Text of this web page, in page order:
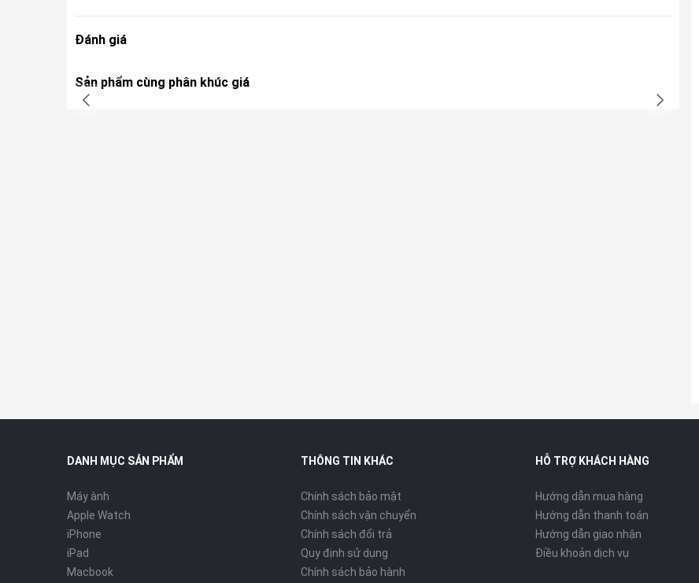
Đánh giá
Sản phẩm cùng phân khúc giá
DANH MỤC SẢN PHẨM
Máy ành
Apple Watch
iPhone
iPad
Macbook
THÔNG TIN KHÁC
Chính sách bảo mật
Chính sách vận chuyển
Chính sách đổi trả
Quy định sử dụng
Chính sách bảo hành
HỖ TRỢ KHÁCH HÀNG
Hướng dẫn mua hàng
Hướng dẫn thanh toán
Hướng dẫn giao nhận
Điều khoản dịch vụ